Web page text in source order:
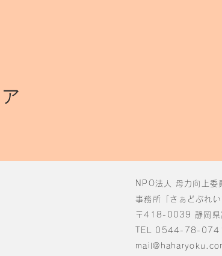
NPO法人 母力向上委
事務所「さぁどぷれい
〒418-0039 静岡県
TEL 0544-78-